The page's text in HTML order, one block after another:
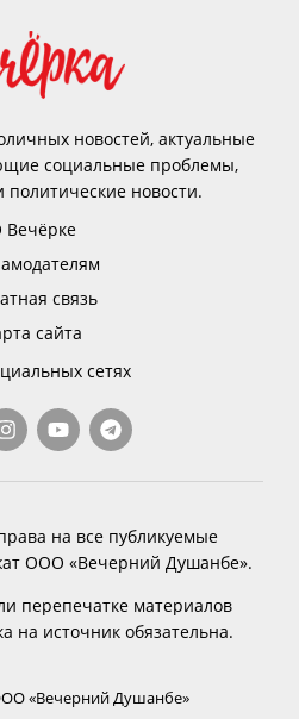
новостей, актуальные
социальные проблемы,
политические новости.
Вечёрке
связь
сайта
сетях
на все публикуемые
ООО «Вечерний Душанбе».
перепечатке материалов
на источник обязательна.
«Вечерний Душанбе»